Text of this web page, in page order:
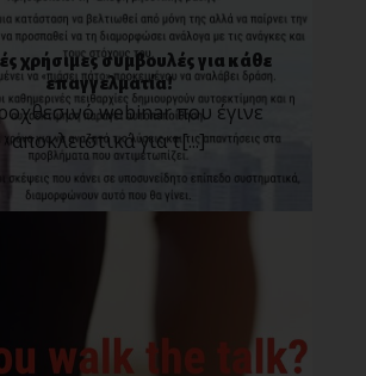
χρήσιμες συμβουλές για κάθε
επαγγελματία!
webinar που έγινε
αποκλειστικά για τ[...]